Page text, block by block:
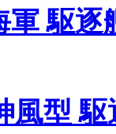
軍 駆逐
風型